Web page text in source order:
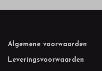
Footer
Algemene voorwaarden
Leveringsvoorwaarden